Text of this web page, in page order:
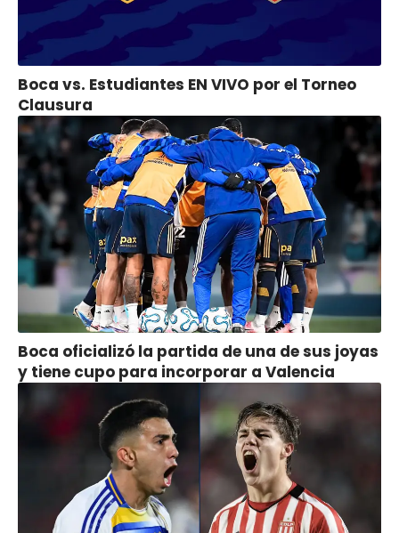
Boca vs. Estudiantes EN VIVO por el Torneo
Clausura
Boca oficializó la partida de una de sus joyas
y tiene cupo para incorporar a Valencia